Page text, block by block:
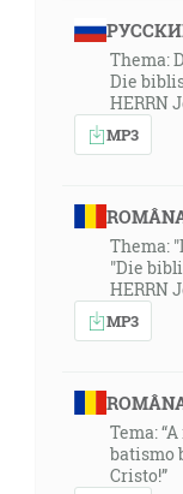
Thema:
Die
HERRN
MP3
Thema:
"Die
HERRN
MP3
Tema:
batismo
Cristo!”